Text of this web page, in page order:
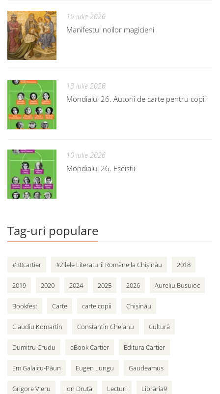
15 iulie 2026
Manifestul noilor magicieni
13 iulie 2026
Mondialul 26. Autorii de carte pentru copii
10 iulie 2026
Mondialul 26. Eseiștii
Tag-uri populare
#30cartier #Zilele Literaturii Române la Chișinău 2018
2019 2020 2024 2025 2026 Aureliu Busuioc
Bookfest Carte carte copii Chișinău
Claudiu Komartin Constantin Cheianu Cultură
Dumitru Crudu eBook Cartier Editura Cartier
Em.Galaicu-Păun Eugen Lungu Gaudeamus
Grigore Vieru Ion Druță Lecturi Librăria9